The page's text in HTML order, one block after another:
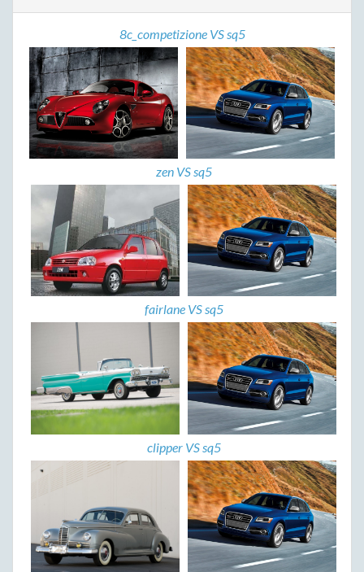
8c_competizione VS sq5
zen VS sq5
fairlane VS sq5
clipper VS sq5